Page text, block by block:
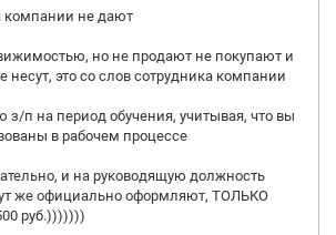
компании не дают
но не продают не покупают и
несут, это со слов сотрудника компании
п на период обучения, учитывая, что вы
в рабочем процессе
и на руководящую должность
же официально оформляют, ТОЛЬКО
руб.)))))))